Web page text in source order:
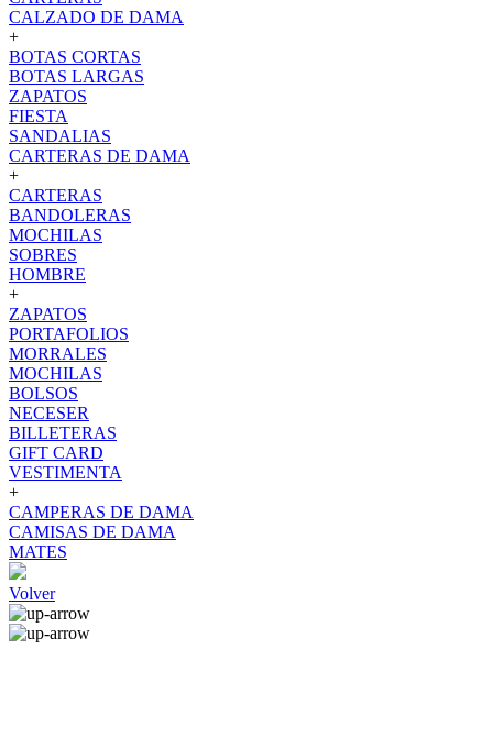
CALZADO DE DAMA
+
BOTAS CORTAS
BOTAS LARGAS
ZAPATOS
FIESTA
SANDALIAS
CARTERAS DE DAMA
+
CARTERAS
BANDOLERAS
MOCHILAS
SOBRES
HOMBRE
+
ZAPATOS
PORTAFOLIOS
MORRALES
MOCHILAS
BOLSOS
NECESER
BILLETERAS
GIFT CARD
VESTIMENTA
+
CAMPERAS DE DAMA
CAMISAS DE DAMA
MATES
Volver